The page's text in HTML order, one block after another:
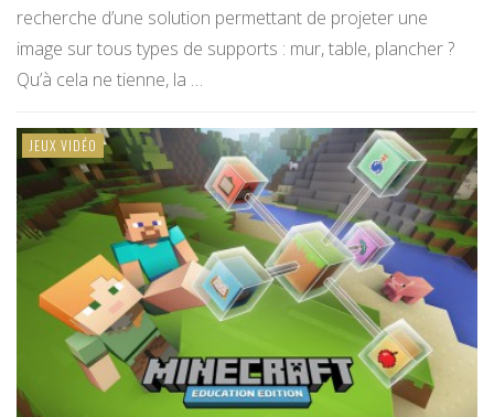
recherche d’une solution permettant de projeter une
image sur tous types de supports : mur, table, plancher ?
Qu’à cela ne tienne, la …
JEUX VIDÉO